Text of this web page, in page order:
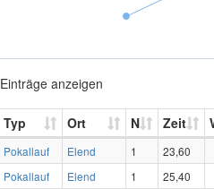
Einträge anzeigen
Typ Ort N Zeit
Pokallauf Elend 1
23,60
Pokallauf Elend 1 25,40